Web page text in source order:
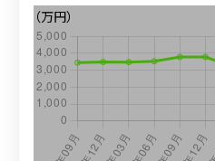
（万円）